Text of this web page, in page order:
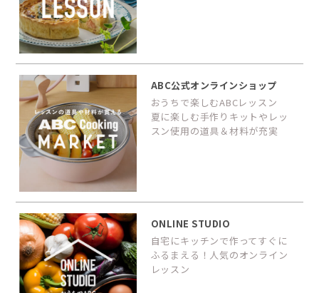
ABC公式オンラインショップ
おうちで楽しむABCレッスン
夏に楽しむ手作りキットやレッ
スン使用の道具＆材料が充実
ONLINE STUDIO
自宅にキッチンで作ってすぐに
ふるまえる！人気のオンライン
レッスン